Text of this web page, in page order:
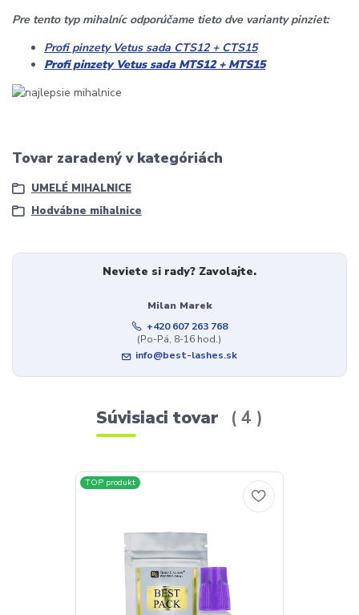
Pre tento typ mihalníc odporúčame tieto dve varianty pinziet:
Profi pinzety Vetus sada CTS12 + CTS15
Profi pinzety Vetus sada MTS12 + MTS15
Tovar zaradený v kategóriách
UMELÉ MIHALNICE
Hodvábne mihalnice
Neviete si rady? Zavolajte.
Milan Marek
+420 607 263 768
(Po-Pá, 8-16 hod.)
info@best-lashes.sk
Súvisiaci tovar 4
TOP produkt